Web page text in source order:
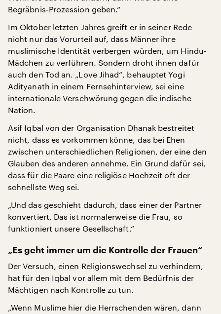
Begräbnis-Prozession geben.“
Im Oktober letzten Jahres greift er in seiner Rede
nicht nur das Vorurteil auf, dass Männer ihre
muslimische Identität verbergen würden, um Hindu-
Mädchen zu verführen. Sondern droht ihnen dafür
auch den Tod an. „Love Jihad“, behauptet Yogi
Adityanath in einem Fernsehinterview, sei eine
internationale Verschwörung gegen die indische
Nation.
Asif Iqbal von der Organisation Dhanak bestreitet
nicht, dass es vorkommen könne, das bei Ehen
zwischen unterschiedlichen Religionen, der eine den
Glauben des anderen annehme. Ein Grund dafür sei,
dass für die Paare eine religiöse Hochzeit oft der
schnellste Weg sei.
„Und das geschieht dadurch, dass einer der Partner
konvertiert. Das ist normalerweise die Frau, so
funktioniert unsere Gesellschaft.“
„Es geht immer um die Kontrolle der Frauen“
Der Versuch, einen Religionswechsel zu verhindern,
hat für den Iqbal vor allem mit dem Bedürfnis der
Mächtigen nach Kontrolle zu tun.
„Wenn Muslime hier die Herrschenden wären, dann